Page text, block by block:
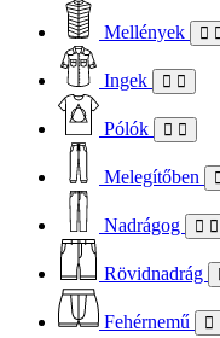
Mellények
Ingek
Pólók
Melegítőben
Nadrágog
Rövidnadrág
Fehérnemű